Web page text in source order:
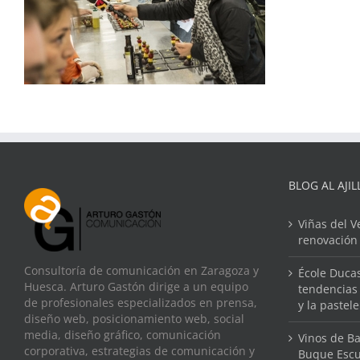
Consultoría de comunicación en Zaragoza y
Huesca. Arturo Gastón dirige a un equipo
de profesionales especializados en prensa,
diseño web, posicionamiento web, social
media, diseño gráfico, comunicación
corporativa, estrategias de comunicación y
BLOG AL
Viñas del
École
y la
Vinos de
Buque